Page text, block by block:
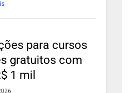
para cursos
gratuitos com
1 mil